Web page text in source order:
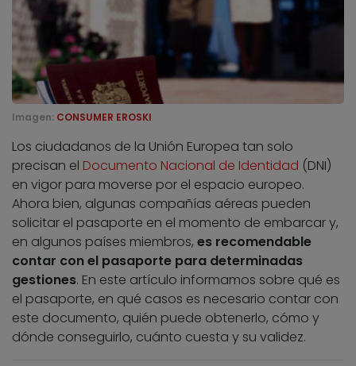
Imagen: CONSUMER EROSKI
Los ciudadanos de la Unión Europea tan solo
precisan el Documento Nacional de Identidad (DNI)
en vigor para moverse por el espacio europeo.
Ahora bien, algunas compañías aéreas pueden
solicitar el pasaporte en el momento de embarcar y,
en algunos países miembros, es recomendable
contar con el pasaporte para determinadas
gestiones. En este artículo informamos sobre qué es
el pasaporte, en qué casos es necesario contar con
este documento, quién puede obtenerlo, cómo y
dónde conseguirlo, cuánto cuesta y su validez.